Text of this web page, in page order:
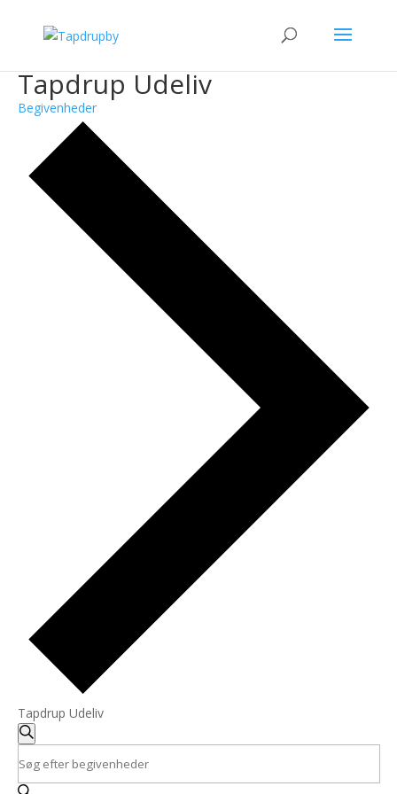
Tapdrup Udeliv
Begivenheder
Tapdrup Udeliv
Begivenheder
Begivenheder
Søgning
og
Søg
efter
begivenheder
nøgleord.